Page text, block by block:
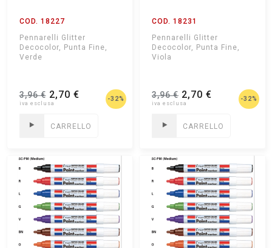
COD. 18227
Pennarelli Glitter
Decocolor, Punta Fine,
Verde
3,96 €2,70 € -32%
CARRELLO
COD. 18231
Pennarelli Glitter
Decocolor, Punta Fine,
Viola
3,96 € 2,70 € -32%
CARRELLO